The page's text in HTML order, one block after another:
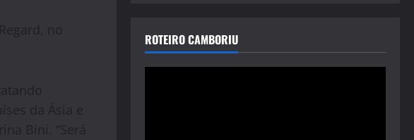
no
da Ásia e
Bini. “Será
ROTEIRO CAMBORIU